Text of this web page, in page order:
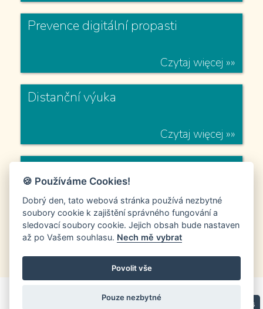
Digitální učební pomůcky
Prevence digitální propasti
Czytaj więcej »»
Distanční výuka
Czytaj więcej »»
Projekt Bon Pierwszaka
Czytaj więcej »»
1 2
Nastavení cookies
🍪 Používáme Cookies!
Dobrý den, tato webová stránka používá nezbytné
soubory cookie k zajištění správného fungování a
sledovací soubory cookie. Jejich obsah bude nastaven
až po Vašem souhlasu. Nech mě vybrat
Povolit vše
Pouze nezbytné